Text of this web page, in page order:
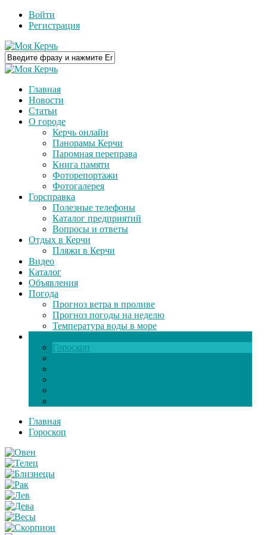
Войти
Регистрация
Главная
Новости
Статьи
О городе
Керчь онлайн
Панорамы Керчи
Паромная переправа
Книга памяти
Фоторепортажи
Фотогалерея
Горсправка
Полезные телефоны
Каталог предприятий
Вопросы и ответы
Отдых в Керчи
Пляжи в Керчи
Видео
Каталог
Объявления
Погода
Прогноз ветра в проливе
Прогноз погоды на неделю
Температура воды в море
Гороскоп
Главная
Гороскоп